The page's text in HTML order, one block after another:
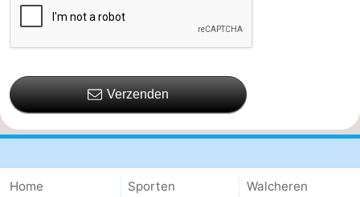
Verzenden
Home
Sporten
Walcheren